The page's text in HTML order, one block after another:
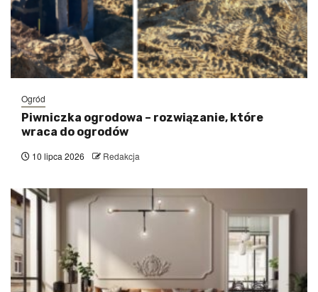
Ogród
Piwniczka ogrodowa – rozwiązanie, które
wraca do ogrodów
10 lipca 2026 Redakcja